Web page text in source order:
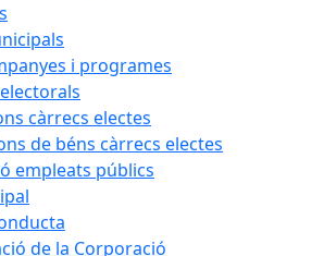
i programes
càrrecs electes
de béns càrrecs electes
empleats públics
de la Corporació